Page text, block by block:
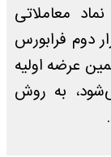
معاملاتی
۳۰ خرداد ۱۴۰۵ در بازار دوم فرابورس
عرضه اولیه
به روش